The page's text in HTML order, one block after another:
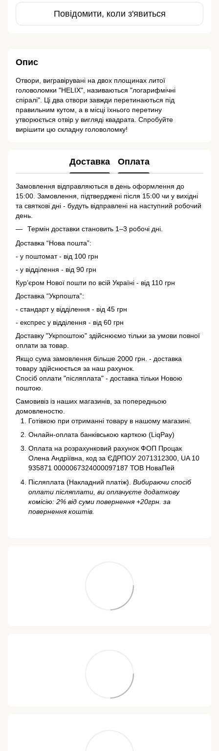
Повідомити, коли з'явиться
Опис
Отвори, вигравірувані на двох площинах литої
головоломки "HELIX", називаються "логарифмічні
спіралі". Ці два отвори завжди перетинаються під
правильним кутом, а в місці їхнього перетину
утворюється отвір у вигляді квадрата. Спробуйте
вирішити цю складну головоломку!
Доставка Оплата
Замовлення відправляються в день оформлення до
15:00. Замовлення, підтверджені після 15:00 чи у вихідні
та святкові дні - будуть відправлені на наступний робочий
день.
Термін доставки становить 1–3 робочі дні.
Доставка “Нова пошта”:
- у поштомат - від 100 грн
- у відділення - від 90 грн
Кур’єром Нової пошти по всій Україні - від 110 грн
Доставка “Укрпошта”:
- стандарт у відділення - від 45 грн
- експрес у відділення - від 60 грн
Доставку "Укрпоштою" здійснюємо тільки за умови повної
оплати за товар.
Якщо сума замовлення більше 2000 грн. - доставка
товару здійснюється за наш рахунок.
Спосіб оплати "післяплата" - доставка тільки Новою
поштою.
Самовивіз із наших магазинів, за попередньою
домовленостю.
Готівкою при отриманні товару в нашому магазині.
Онлайн-оплата банківською карткою (LiqPay)
Оплата на розрахунковий рахунок ФОП Процак
Олена Андріївна, код за ЄДРПОУ 2071312300, UA 10
935871 0000067324000097187 ТОВ НоваПей
Післяплата (Накладний платіж). Вибираючи спосіб
оплати післяплати, ви оплачуєте додаткову
комісію: 2% від суми повернення +20грн. за
повернення коштів.